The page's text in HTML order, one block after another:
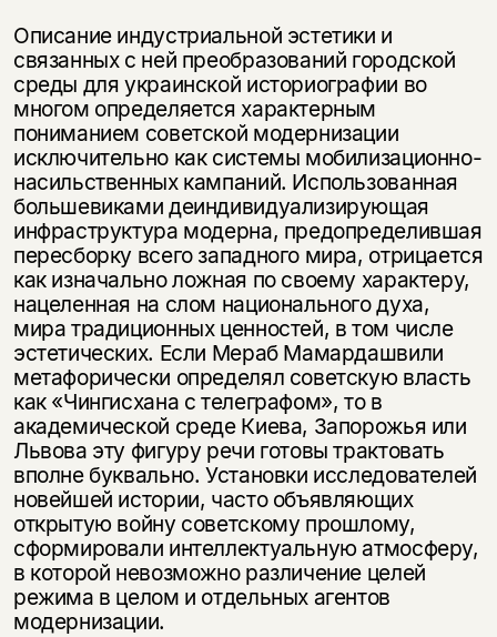
Описание индустриальной эстетики и
связанных с ней преобразований городской
среды для украинской историографии во
многом определяется характерным
пониманием советской модернизации
исключительно как системы мобилизационно-
насильственных кампаний. Использованная
большевиками деиндивидуализирующая
инфраструктура модерна, предопределившая
пересборку всего западного мира, отрицается
как изначально ложная по своему характеру,
нацеленная на слом национального духа,
мира традиционных ценностей, в том числе
эстетических. Если Мераб Мамардашвили
метафорически определял советскую власть
как «Чингисхана с телеграфом», то в
академической среде Киева, Запорожья или
Львова эту фигуру речи готовы трактовать
вполне буквально. Установки исследователей
новейшей истории, часто объявляющих
открытую войну советскому прошлому,
сформировали интеллектуальную атмосферу,
в которой невозможно различение целей
режима в целом и отдельных агентов
модернизации.